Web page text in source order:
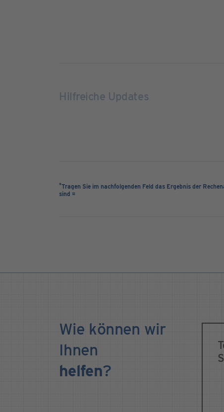
Hilfreiche Updates
*Tragen Sie im nachfolgenden Feld das Ergebnis der
sind =
Wie können wir
Ihnen
helfen?